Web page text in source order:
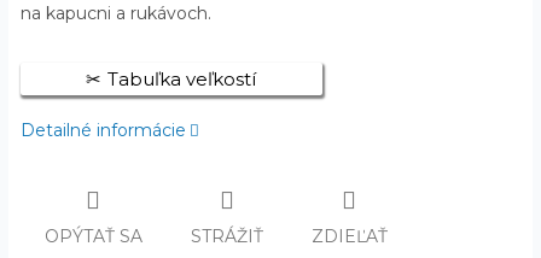
na kapucni a rukávoch.
Tabuľka veľkostí
Detailné informácie
OPÝTAŤ SA STRÁŽIŤ ZDIEĽAŤ